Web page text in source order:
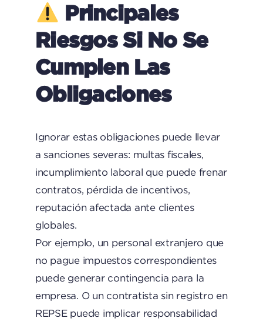
Principales
Riesgos Si No Se
Cumplen Las
Obligaciones
Ignorar estas obligaciones puede llevar
a sanciones severas: multas fiscales,
incumplimiento laboral que puede frenar
contratos, pérdida de incentivos,
reputación afectada ante clientes
globales.
Por ejemplo, un personal extranjero que
no pague impuestos correspondientes
puede generar contingencia para la
empresa. O un contratista sin registro en
REPSE puede implicar responsabilidad